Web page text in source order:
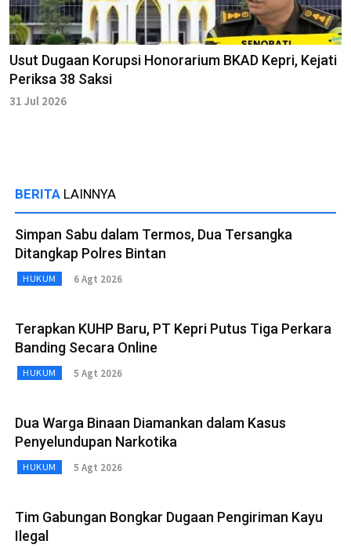
Usut Dugaan Korupsi Honorarium BKAD Kepri, Kejati
Periksa 38 Saksi
31 Jul 2026
BERITA LAINNYA
Simpan Sabu dalam Termos, Dua Tersangka
Ditangkap Polres Bintan
HUKUM 6 Agt 2026
Terapkan KUHP Baru, PT Kepri Putus Tiga Perkara
Banding Secara Online
HUKUM 5 Agt 2026
Dua Warga Binaan Diamankan dalam Kasus
Penyelundupan Narkotika
HUKUM 5 Agt 2026
Tim Gabungan Bongkar Dugaan Pengiriman Kayu
Ilegal